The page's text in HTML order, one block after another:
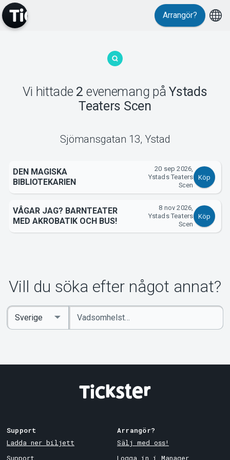
MyTickster
Om Tickster
Arrangör?
Vi hittade 2 evenemang påYstads
Teaters Scen
Sjömansgatan 13, Ystad
DEN MAGISKA
BIBLIOTEKARIEN
20 sep 2026,
Ystads Teaters
Scen
Köp
VÅGAR JAG? BARNTEATER
MED AKROBATIK OCH BUS!
8 nov 2026,
Ystads Teaters
Scen
Köp
Vill du söka efter något annat?
Ange
sökord
Select
Country
Support
Ladda ner biljett
Support
Arrangör?
Sälj med oss!
Logga in i Manager